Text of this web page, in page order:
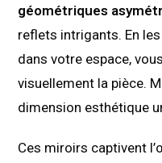
géométriques
reflets intrigants. En
dans votre espace,
visuellement la pièce.
dimension esthétique
Ces miroirs captivent